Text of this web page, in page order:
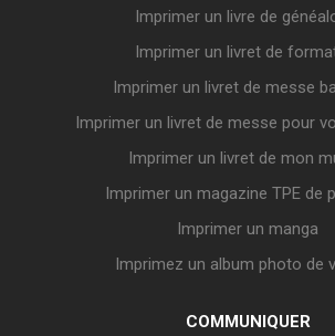
Imprimer un livre de
Imprimer un livret de
Imprimer un livret de messe
Imprimer un livret de messe pour
Imprimer un livret de mon
Imprimer un magazine TPE de
Imprimer un manga
Imprimez un album photo de
COMMUNIQUER